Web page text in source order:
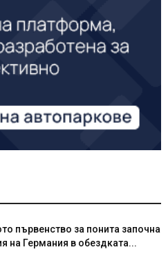
първенство за понита започна
на Германия в обездката...